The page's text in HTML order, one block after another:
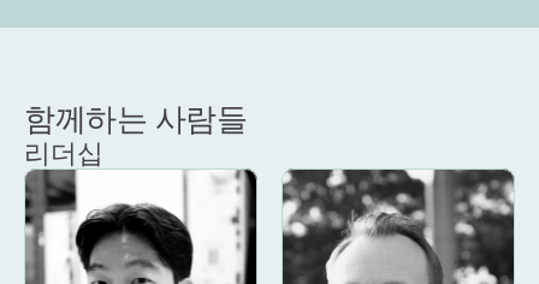
함께하는 사람들
리더십